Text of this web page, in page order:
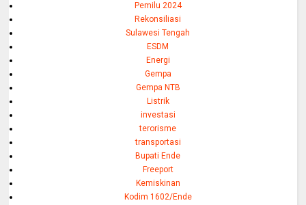
Pemilu 2024
Rekonsiliasi
Sulawesi Tengah
ESDM
Energi
Gempa
Gempa NTB
Listrik
investasi
terorisme
transportasi
Bupati Ende
Freeport
Kemiskinan
Kodim 1602/Ende